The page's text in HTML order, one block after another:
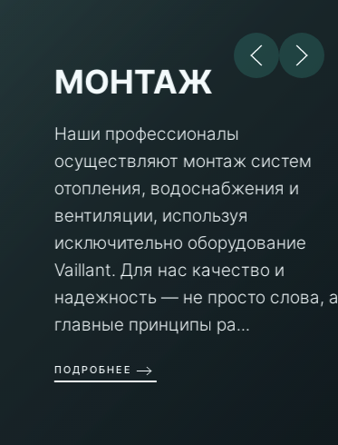
МОНТАЖ
Наши профессионалы
осуществляют монтаж систем
отопления, водоснабжения и
вентиляции, используя
исключительно оборудование
Vaillant. Для нас качество и
надежность — не просто слова, а
главные принципы ра...
ПОДРОБНЕЕ